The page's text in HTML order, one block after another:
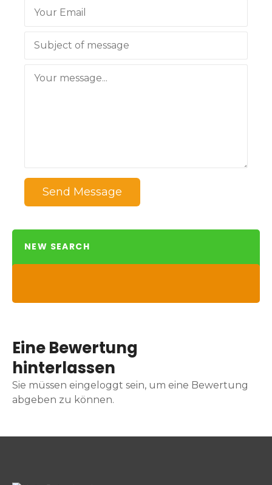
Send Message
NEW SEARCH
Eine Bewertung
hinterlassen
Sie müssen eingeloggt sein, um eine Bewertung
abgeben zu können.